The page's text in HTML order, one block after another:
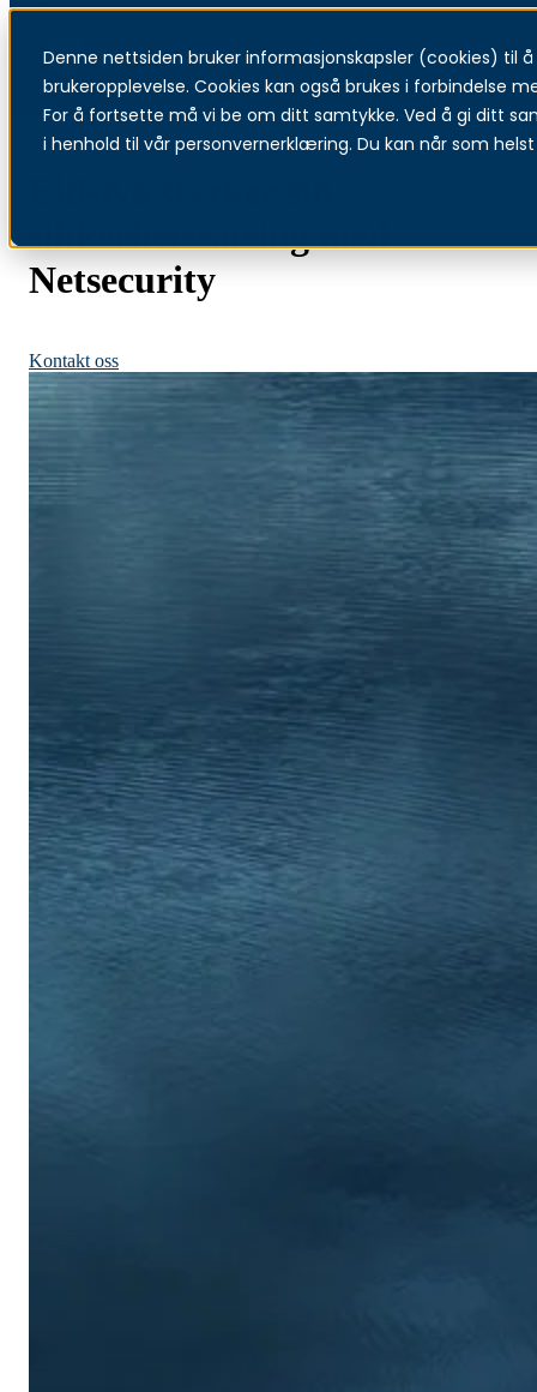
Denne nettsiden bruker informasjonskapsler (cookies) til
brukeropplevelse. Cookies kan også brukes i forbindelse
For å fortsette må vi be om ditt samtykke. Ved å gi ditt
i henhold til vår personvernerklæring. Du kan når som
Menu
sikkerhetssatsing med
Netsecurity
Kontakt oss